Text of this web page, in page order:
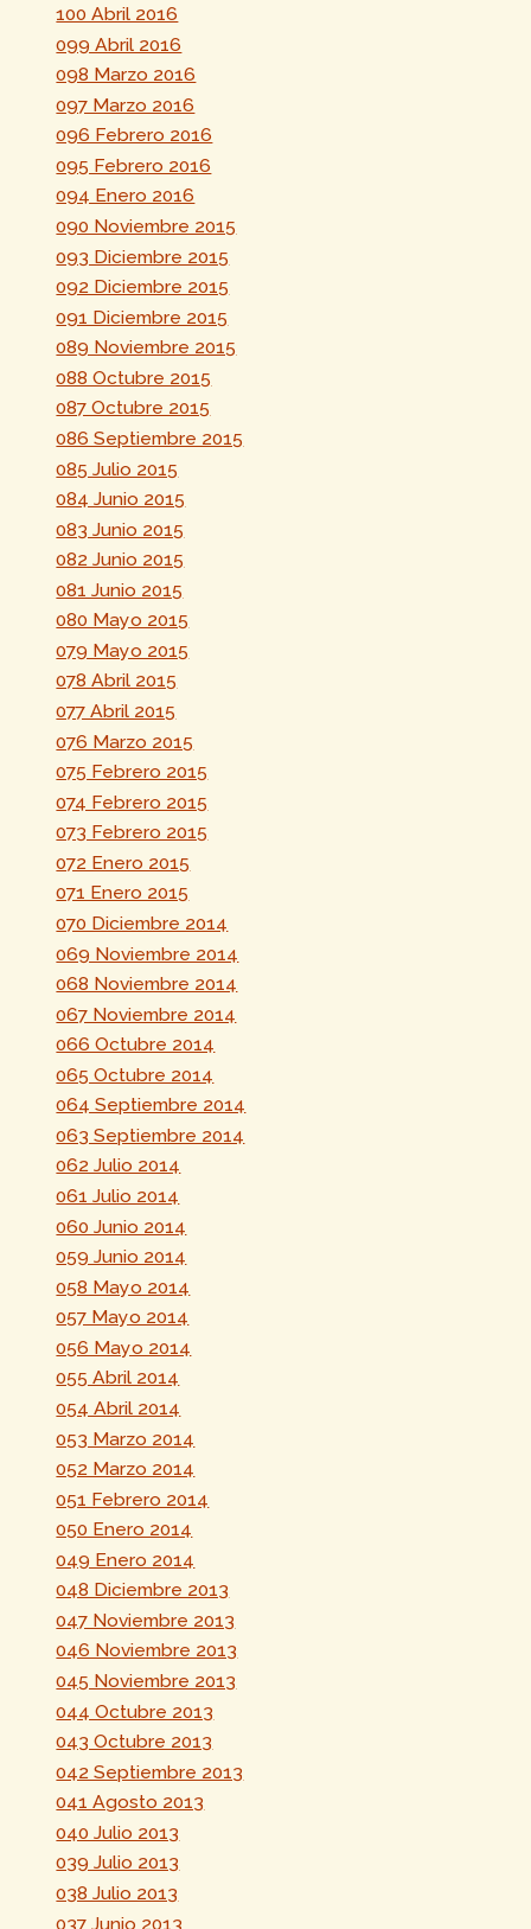
100 Abril 2016
099 Abril 2016
098 Marzo 2016
097 Marzo 2016
096 Febrero 2016
095 Febrero 2016
094 Enero 2016
090 Noviembre 2015
093 Diciembre 2015
092 Diciembre 2015
091 Diciembre 2015
089 Noviembre 2015
088 Octubre 2015
087 Octubre 2015
086 Septiembre 2015
085 Julio 2015
084 Junio 2015
083 Junio 2015
082 Junio 2015
081 Junio 2015
080 Mayo 2015
079 Mayo 2015
078 Abril 2015
077 Abril 2015
076 Marzo 2015
075 Febrero 2015
074 Febrero 2015
073 Febrero 2015
072 Enero 2015
071 Enero 2015
070 Diciembre 2014
069 Noviembre 2014
068 Noviembre 2014
067 Noviembre 2014
066 Octubre 2014
065 Octubre 2014
064 Septiembre 2014
063 Septiembre 2014
062 Julio 2014
061 Julio 2014
060 Junio 2014
059 Junio 2014
058 Mayo 2014
057 Mayo 2014
056 Mayo 2014
055 Abril 2014
054 Abril 2014
053 Marzo 2014
052 Marzo 2014
051 Febrero 2014
050 Enero 2014
049 Enero 2014
048 Diciembre 2013
047 Noviembre 2013
046 Noviembre 2013
045 Noviembre 2013
044 Octubre 2013
043 Octubre 2013
042 Septiembre 2013
041 Agosto 2013
040 Julio 2013
039 Julio 2013
038 Julio 2013
037 Junio 2013